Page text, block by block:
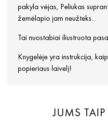
pakyla vėjas, Peliukas
žemėlapio jam neužteks...
Tai nuostabiai iliustruota
Knygelėje yra instrukcija,
popieriaus laivelį!
JUMS TAIP